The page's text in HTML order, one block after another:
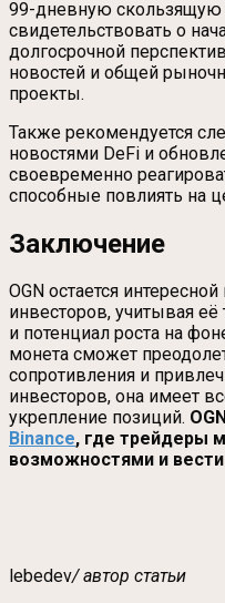
99-дневную
свидетельствовать о
долгосрочной
новостей и общей
проекты.
Также рекомендуется
новостями DeFi и
своевременно
способные повлиять на
Заключение
OGN остается
инвесторов, учитывая
и потенциал роста на
монета сможет
сопротивления и
инвесторов, она имеет
укрепление позиций.
Binance, где трейдеры
возможностями и
lebedev/ автор статьи